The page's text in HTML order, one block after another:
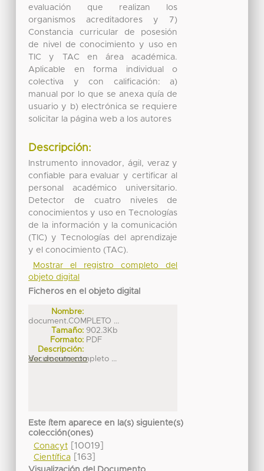
evaluación que realizan los
organismos acreditadores y 7)
Constancia curricular de posesión
de nivel de conocimiento y uso en
TIC y TAC en área académica.
Aplicable en forma individual o
colectiva y con calificación: a)
manual por lo que se anexa quía de
usuario y b) electrónica se requiere
solicitar la página web a los autores
Descripción:
Instrumento innovador, ágil, veraz y
confiable para evaluar y certificar al
personal académico universitario.
Detector de cuatro niveles de
conocimientos y uso en Tecnologías
de la información y la comunicación
(TIC) y Tecnologías del aprendizaje
y el conocimiento (TAC).
Mostrar el registro completo del
objeto digital
Ficheros en el objeto digital
Nombre:
document.COMPLETO ...
Tamaño: 902.3Kb
Formato: PDF
Descripción:
documento completo ...
Ver documento
Este ítem aparece en la(s) siguiente(s)
colección(ones)
Conacyt[10019]
Científica[163]